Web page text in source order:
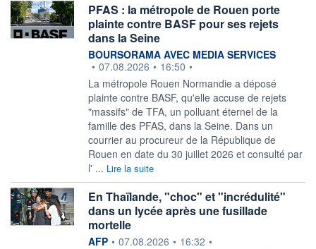
PFAS : la métropole de Rouen porte
plainte contre BASF pour ses rejets
dans la Seine
information fournie par
BOURSORAMA AVEC MEDIA SERVICES
• 07.08.2026 • 16:50 •
La métropole Rouen Normandie a déposé
plainte contre BASF, qu'elle accuse de rejets
"massifs" de TFA, un polluant éternel de la
famille des PFAS, dans la Seine. Dans un
courrier au procureur de la République de
Rouen en date du 30 juillet 2026 et consulté par
l' ... Lire la suite
En Thaïlande, "choc" et "incrédulité"
dans un lycée après une fusillade
mortelle
information fournie par
AFP • 07.08.2026 • 16:32 •